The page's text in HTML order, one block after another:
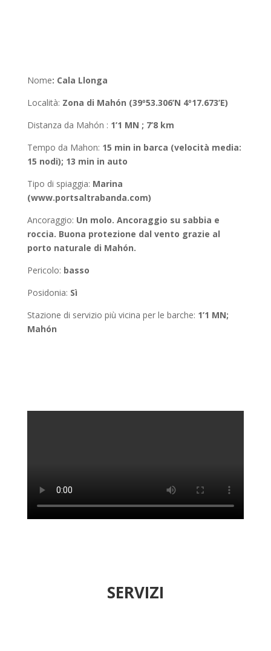
Nome: Cala Llonga
Località: Zona di Mahón (39º53.306’N 4º17.673’E)
Distanza da Mahón : 1’1 MN ; 7’8 km
Tempo da Mahon: 15 min in barca (velocità media:
15 nodi); 13 min in auto
Tipo di spiaggia: Marina
(www.portsaltrabanda.com)
Ancoraggio: Un molo. Ancoraggio su sabbia e
roccia. Buona protezione dal vento grazie al
porto naturale di Mahón.
Pericolo: basso
Posidonia: Sì
Stazione di servizio più vicina per le barche: 1’1 MN;
Mahón
SERVIZI